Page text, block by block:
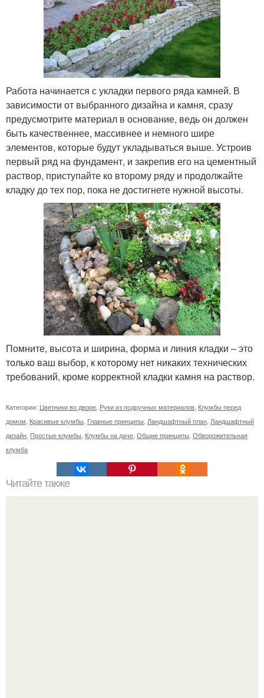
Работа начинается с укладки первого ряда камней. В
зависимости от выбранного дизайна и камня, сразу
предусмотрите материал в основание, ведь он должен
быть качественнее, массивнее и немного шире
элементов, которые будут укладываться выше. Устроив
первый ряд на фундамент, и закрепив его на цементный
раствор, приступайте ко второму ряду и продолжайте
кладку до тех пор, пока не достигнете нужной высоты.
Помните, высота и ширина, форма и линия кладки – это
только ваш выбор, к которому нет никаких технических
требований, кроме корректной кладки камня на раствор.
Категории: Цветники во дворе, Руки из подручных материалов, Клумбы перед
домом, Красивые клумбы, Главные принципы, Ландшафтный план, Ландшафтный
дизайн, Простые клумбы, Клумбы на даче, Общие принципы, Обворожительная
клумба
Читайте также